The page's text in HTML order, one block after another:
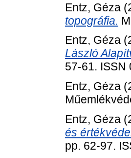
Entz, Géza
topográfia.
Entz, Géza
László
57-61. ISSN
Entz, Géza
Entz, Géza
és
pp. 62-97.